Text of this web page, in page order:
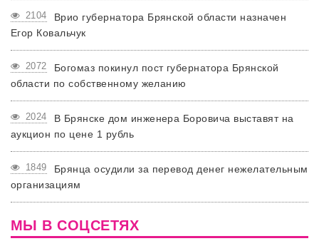
2104
Врио губернатора Брянской области назначен
Егор Ковальчук
2072
Богомаз покинул пост губернатора Брянской
области по собственному желанию
2024
В Брянске дом инженера Боровича выставят на
аукцион по цене 1 рубль
1849
Брянца осудили за перевод денег нежелательным
организациям
МЫ В СОЦСЕТЯХ